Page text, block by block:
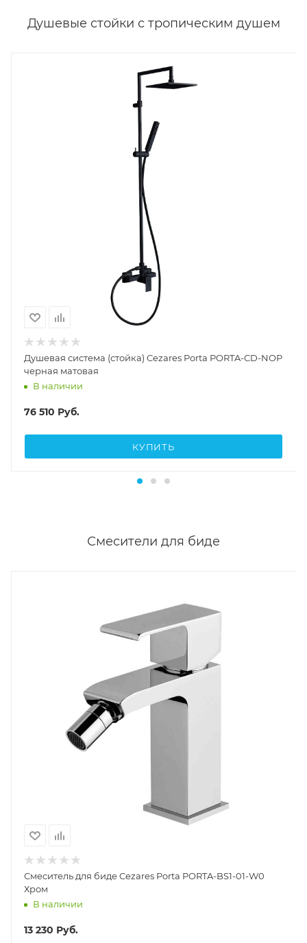
Душевые стойки с тропическим душем
Душевая система (стойка) Cezares Porta PORTA-CD-NOP
черная матовая
В наличии
76 510 Руб.
КУПИТЬ
Смесители для биде
Смеситель для биде Cezares Porta PORTA-BS1-01-W0
Хром
В наличии
13 230 Руб.